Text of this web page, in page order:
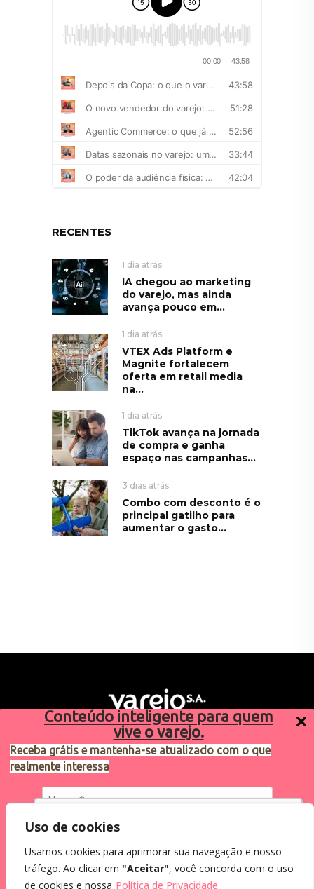
Conteúdo inteligente para quem
vive o varejo.
Receba grátis e mantenha-se atualizado com o que
realmente interessa
Eu concordo em receber comunicações.
Ao informar meus dados, eu concordo com a
Utilizamos cookies para oferecer melhor
como você interage em nosso site e
personalizar conteúdo.
Uso de cookies
Usamos cookies para aprimorar sua navegação e nosso
tráfego. Ao clicar em "Aceitar", você concorda com o uso
de cookies e nossa Política de Privacidade.
RECENTES
1 dia atrás
IA chegou ao marketing
do varejo, mas ainda
avança pouco em...
1 dia atrás
VTEX Ads Platform e
Magnite fortalecem
oferta em retail media
na...
1 dia atrás
TikTok avança na jornada
de compra e ganha
espaço nas campanhas...
3 dias atrás
Combo com desconto é o
principal gatilho para
aumentar o gasto...
Sugestões de pauta
varejosa@cndl.org.br
2024®. Todos os direitos reservados.